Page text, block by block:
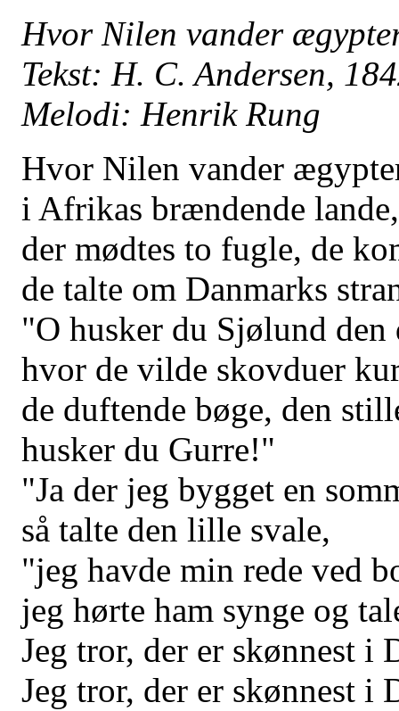
Hvor Nilen vander
Tekst: H. C. Andersen,
Melodi: Henrik Rung
Hvor Nilen vander
i Afrikas brændende lande,
der mødtes to fugle, de
de talte om Danmarks
"O husker du Sjølund den
hvor de vilde skovduer
de duftende bøge, den
husker du Gurre!"
"Ja der jeg bygget en
så talte den lille svale,
"jeg havde min rede ved
jeg hørte ham synge og
Jeg tror, der er skønnest i
Jeg tror, der er skønnest i